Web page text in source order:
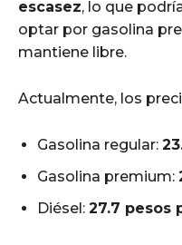
escasez, lo que
optar por gasolina
mantiene libre.
Actualmente, los
Gasolina regular:
Gasolina premium:
Diésel: 27.7 pesos